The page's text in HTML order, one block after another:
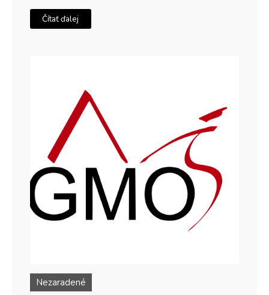
Čítať ďalej
Nezaradené